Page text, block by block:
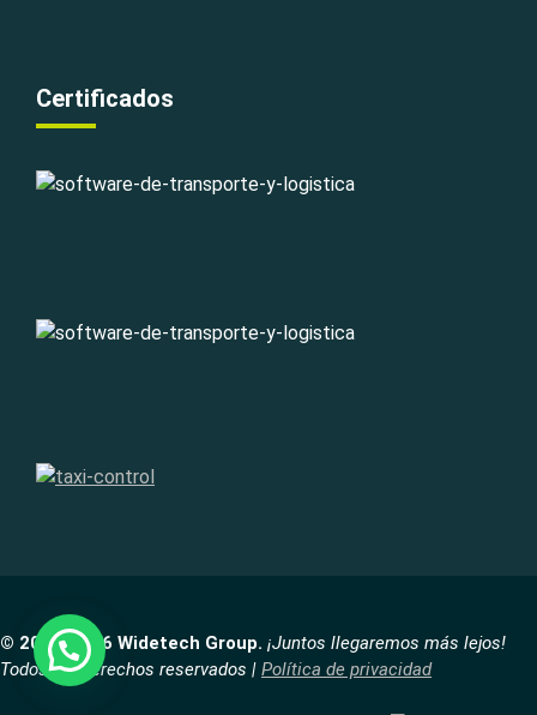
Certificados
© 2007-2026 Widetech Group. ¡Juntos llegaremos más lejos!
Todos los derechos reservados | Política de privacidad